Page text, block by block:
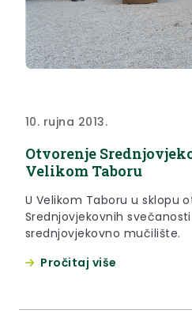
10. rujna 2013.
Otvorenje
Velikom Taboru
U Velikom Taboru u sklopu
Srednjovjekovnih
srednjovjekovno mučilište.
Pročitaj više